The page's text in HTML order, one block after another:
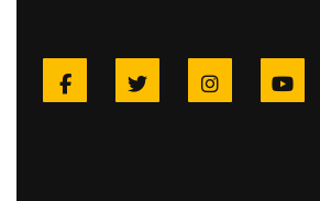
Facebook Twitter Instagram